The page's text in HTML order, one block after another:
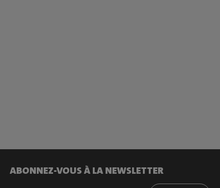
ABONNEZ-VOUS À LA NEWSLETTER